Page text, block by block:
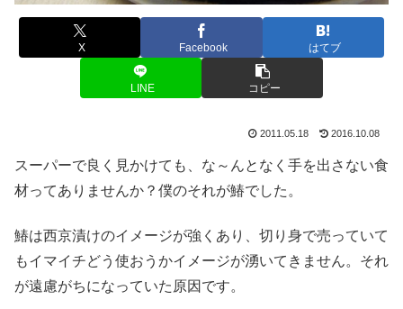
X Facebook はてブ
LINE コピー
2011.05.18 2016.10.08
スーパーで良く見かけても、な～んとなく手を出さない食
材ってありませんか？僕のそれが鰆でした。
鰆は西京漬けのイメージが強くあり、切り身で売っていて
もイマイチどう使おうかイメージが湧いてきません。それ
が遠慮がちになっていた原因です。